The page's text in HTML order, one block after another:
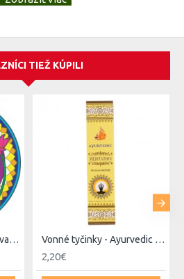
TIEŽ KÚPILI
Mandala okenná nalepovacia - Budha nature Vonné tyčinky - Ayurvedic - Meditation
2,20€